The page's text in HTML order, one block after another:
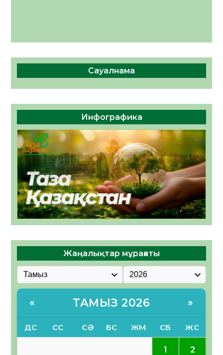
Сауалнама
Инфографика
Жаңалықтар мұрағаты
« ТАМЫЗ 2026 »
ДС СС СӘ БС ЖМ СБ ЖС
1 2